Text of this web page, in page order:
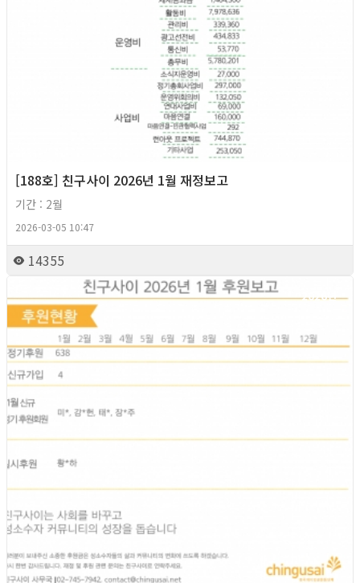
[188호] 친구사이 2026년 1월 재정보고
기간 : 2월
2026-03-05 10:47
14355
2026년